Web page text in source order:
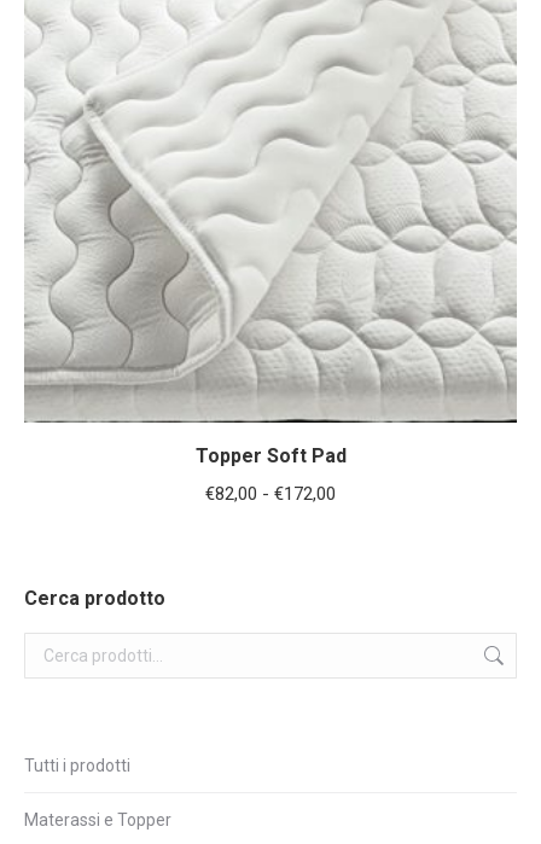
Topper Soft Pad
€82,00 - €172,00
Cerca prodotto
Tutti i prodotti
Materassi e Topper